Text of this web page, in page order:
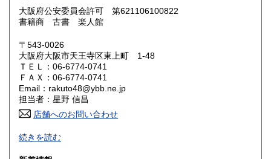
鳥取県 600円 島根県
岡山県
山口県 600円
香川県 600円
高知県 600円
佐賀県
大阪府公安委員会許可 第621106100822
書籍商 古書 楽人館
〒543-0026
大阪府大阪市天王寺区東上町 1-48
ＴＥＬ：06-6774-0741
ＦＡＸ：06-6774-0741
Email：rakuto48@ybb.ne.jp
担当者：星野 信昌
店舗へのお問い合わせ
朝鮮・中国の戦前資料を中心に学術書から一般書まで多数
漢方・鍼灸書,易学、囲碁・将棋本、美術書も多数陳列
続きを読む